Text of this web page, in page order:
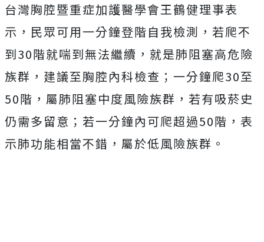
台灣胸腔暨重症加護醫學會王鶴健理事表
示，民眾可用一分鐘登階自我檢測，若爬不
到30階就喘到無法繼續，就是肺阻塞高危險
族群，建議至胸腔內科檢查；一分鐘爬30至
50階，屬肺阻塞中度風險族群，若有吸菸史
仍需多留意；若一分鐘內可爬超過50階，表
示肺功能相當不錯，屬於低風險族群。